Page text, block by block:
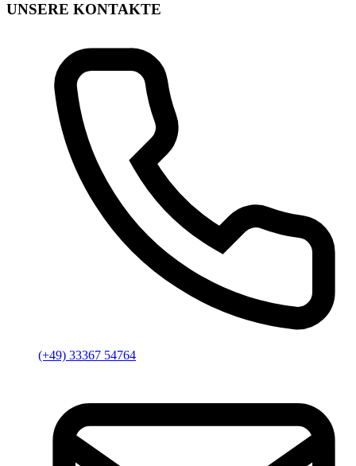
UNSERE KONTAKTE
(+49) 33367 54764